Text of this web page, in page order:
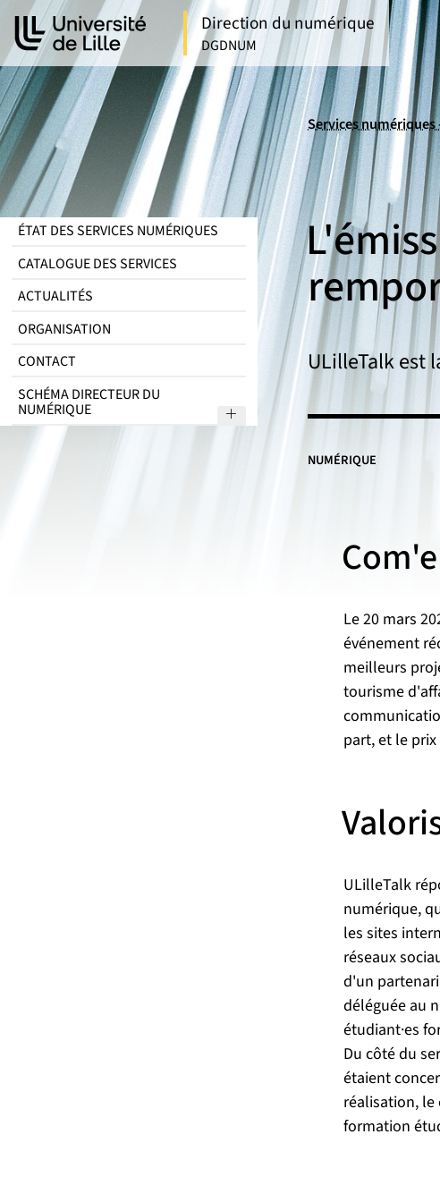
Aller
au
contenu
Aller
au
pied
de
page
Direction du numérique
DGDNUM
ÉTAT DES SERVICES NUMÉRIQUES
CATALOGUE DES SERVICES
ACTUALITÉS
ORGANISATION
CONTACT
SCHÉMA DIRECTEUR DU
NUMÉRIQUE Sous menu Schéma directeur
Services numériques
ULilleTalk est
NUMÉRIQUE
Le 20 mars
événement
meilleurs
tourisme
part, et le
ULilleTalk
numérique,
les sites
réseaux
d'un
déléguée au
étudiant·es
Du côté du
étaient
réalisation, le
formation